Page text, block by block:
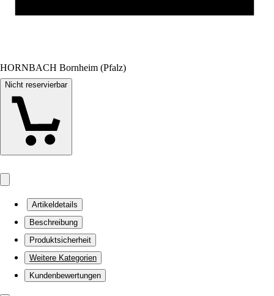
HORNBACH Bornheim (Pfalz)
Nicht reservierbar
Artikeldetails
Beschreibung
Produktsicherheit
Weitere Kategorien
Kundenbewertungen